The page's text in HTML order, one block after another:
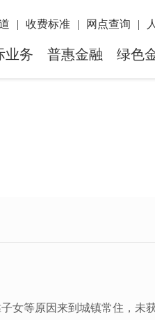
| 收费标准 | 网点查询 |
业务 普惠金融 绿色
女等原因来到城镇常住，未